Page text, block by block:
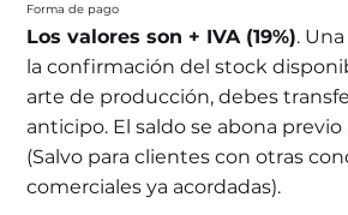
Forma de pago
Los valores son + IVA (19%).
la confirmación del stock
arte de producción, debes
anticipo. El saldo se abona previo
(Salvo para clientes con otras
comerciales ya acordadas).